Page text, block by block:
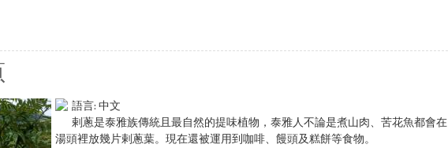
語言: 中文
剌蔥是泰雅族傳統且最自然的提味植物，泰雅人不論是煮山肉、苦花魚都會在
湯頭裡放幾片剌蔥葉。現在還被運用到咖啡、饅頭及糕餅等食物。